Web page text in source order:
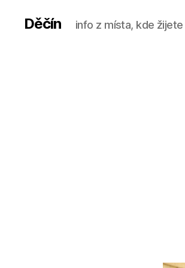
Děčín info z místa, kde žijete